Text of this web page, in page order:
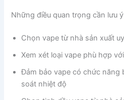
Những điều quan trọng cần lưu
Chọn vape từ nhà sản xuất
Xem xét loại vape phù hợp
Đảm bảo vape có chức năng
soát nhiệt độ